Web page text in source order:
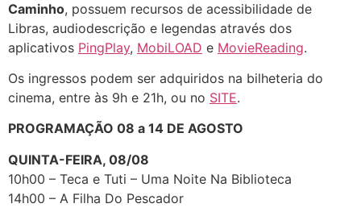
Caminho, possuem recursos de acessibilidade de
Libras, audiodescrição e legendas através dos
aplicativos PingPlay, MobiLOAD e MovieReading.
Os ingressos podem ser adquiridos na bilheteria do
cinema, entre às 9h e 21h, ou no SITE.
PROGRAMAÇÃO 08 a 14 DE AGOSTO
QUINTA-FEIRA, 08/08
10h00 – Teca e Tuti – Uma Noite Na Biblioteca
14h00 – A Filha Do Pescador